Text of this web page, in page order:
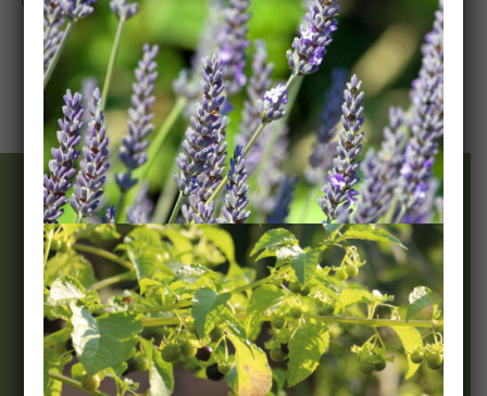
Wir & Team